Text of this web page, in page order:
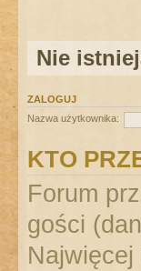
Nie
ZALOGUJ
Nazwa użytkownika:
KTO
Forum
gości